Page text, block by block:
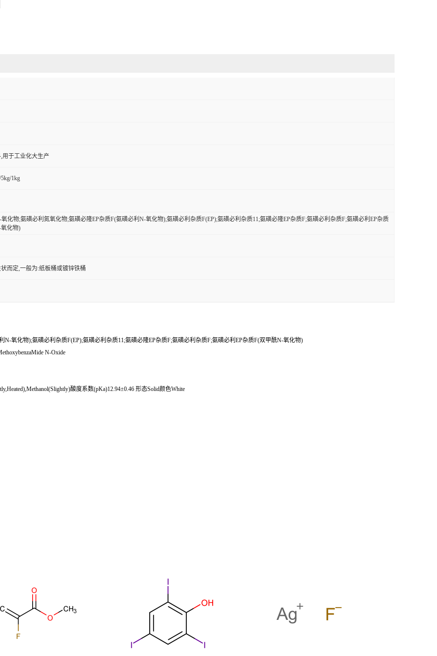
用于工业化大生产
1kg
化物;氨磺必利氮氧化物;氨磺必隆EP杂质F(氨磺必利N-氧化物);氨磺必利杂质F(EP);氨磺必利杂质11;氨磺必隆EP杂质F;氨磺必利杂质F;氨磺必利EP杂质
化物)
而定,一般为:纸板桶或镀锌铁桶
氧化物);氨磺必利杂质F(EP);氨磺必利杂质11;氨磺必隆EP杂质F;氨磺必利杂质F;氨磺必利EP杂质F(双甲酰N-氧化物)
N-Oxide
酸度系数(pKa)12.94±0.46 形态Solid颜色White